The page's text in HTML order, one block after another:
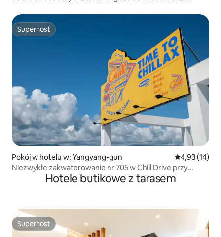
Superhost
Superhost
Pokój w hotelu w: Yangyang-gun Średnia
4,93 (14)
Niezwykłe zakwaterowanie nr 705 w Chill Drive przy
drodze krajowej nr 7 w Yangyang
Hotele butikowe z tarasem
Superhost
Superhost